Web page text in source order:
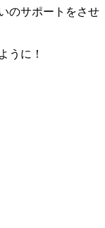
のサポートをさせ
うに！